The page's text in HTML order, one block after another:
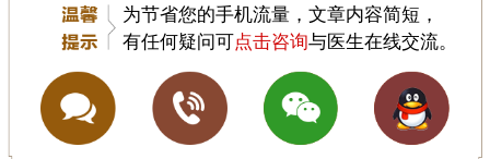
为节省您的手机流量，文章内容简短，
有任何疑问可点击咨询与医生在线交流。